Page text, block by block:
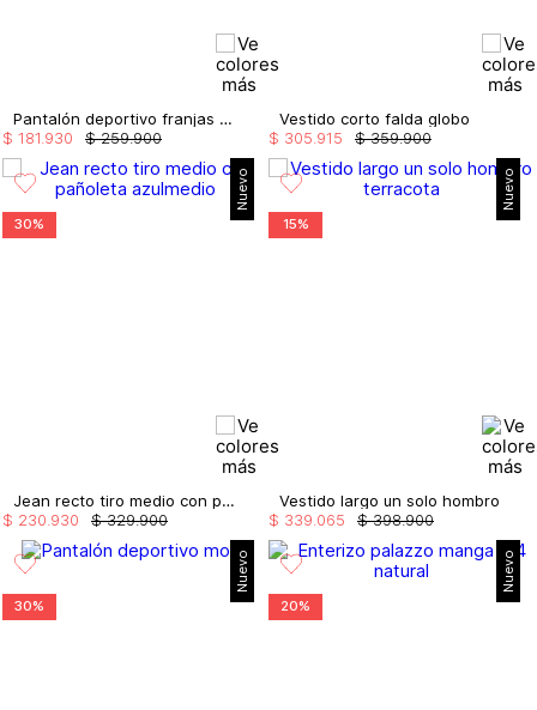
Pantalón deportivo franjas en el lateral
$ 259.900
$ 181 930
Vestido corto falda globo
$ 359.900
$ 305 915
Nuevo
30%
Jean recto tiro medio con pañoleta
$ 329.900
$ 230 930
Nuevo
15%
Vestido largo un solo hombro
$ 398.900
$ 339 065
Nuevo
30%
Nuevo
20%